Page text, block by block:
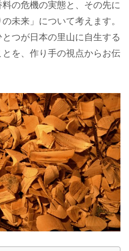
の危機の実態と、その先に
未来」について考えます。
つが日本の里山に自生する
とを、作り手の視点からお伝